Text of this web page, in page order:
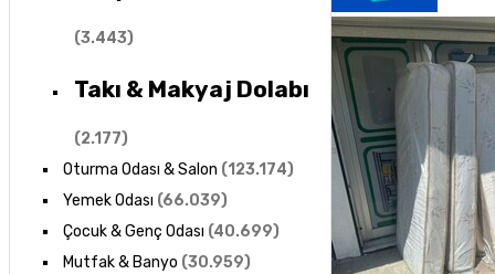
(3.443)
Takı & Makyaj Dolabı
(2.177)
Oturma Odası & Salon (123.174)
Yemek Odası (66.039)
Çocuk & Genç Odası (40.699)
Mutfak & Banyo (30.959)